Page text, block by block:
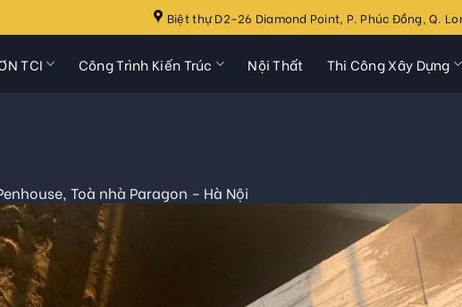
Biệt thự D2-26 Diamond Point, P. Phúc Đồng, Q.
TCI Công Trình Kiến Trúc Nội Thất Thi Công Xây Dựng
Toà nhà Paragon – Hà Nội